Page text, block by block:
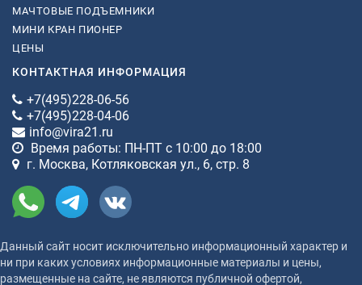
МАЧТОВЫЕ ПОДЪЕМНИКИ
МИНИ КРАН ПИОНЕР
ЦЕНЫ
КОНТАКТНАЯ ИНФОРМАЦИЯ
+7(495)228-06-56
+7(495)228-04-06
info@vira21.ru
Время работы: ПН-ПТ с 10:00 до 18:00
г. Москва, Котляковская ул., 6, стр. 8
Данный сайт носит исключительно информационный характер и
ни при каких условиях информационные материалы и цены,
размещенные на сайте, не являются публичной офертой,